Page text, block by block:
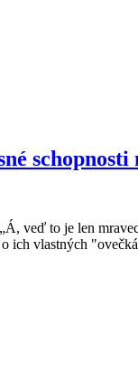
schopnosti
veď to je len
ich vlastných